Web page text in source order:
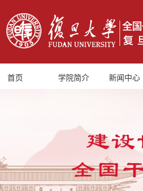
首页 学院简介 新闻中心